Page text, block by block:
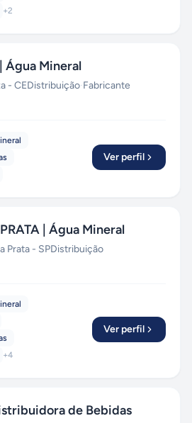
+2
Água Mineral
- CEDistribuição·Fabricante
Ver perfil
| Água Mineral
Prata - SPDistribuição
+4
Ver perfil
de Bebidas